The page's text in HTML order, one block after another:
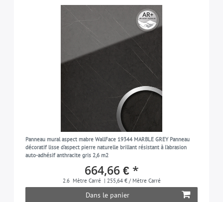
Panneau mural aspect mabre WallFace 19344 MARBLE GREY Panneau
décoratif lisse d'aspect pierre naturelle brillant résistant à l'abrasion
auto-adhésif anthracite gris 2,6 m2
664,66 € *
2.6 Mètre Carré | 255,64 € / Mètre Carré
Dans le panier